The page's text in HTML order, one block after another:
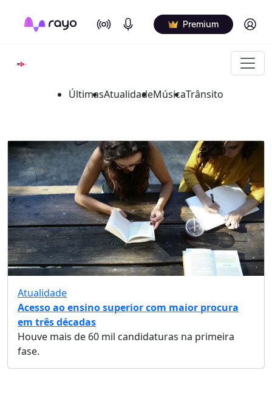
On Air Podcasts Premium Log in
ÚltimasAtualidadeMúsicaTrânsito
Atualidade
Acesso ao ensino superior com maior procura
em três décadas
Houve mais de 60 mil candidaturas na primeira
fase.